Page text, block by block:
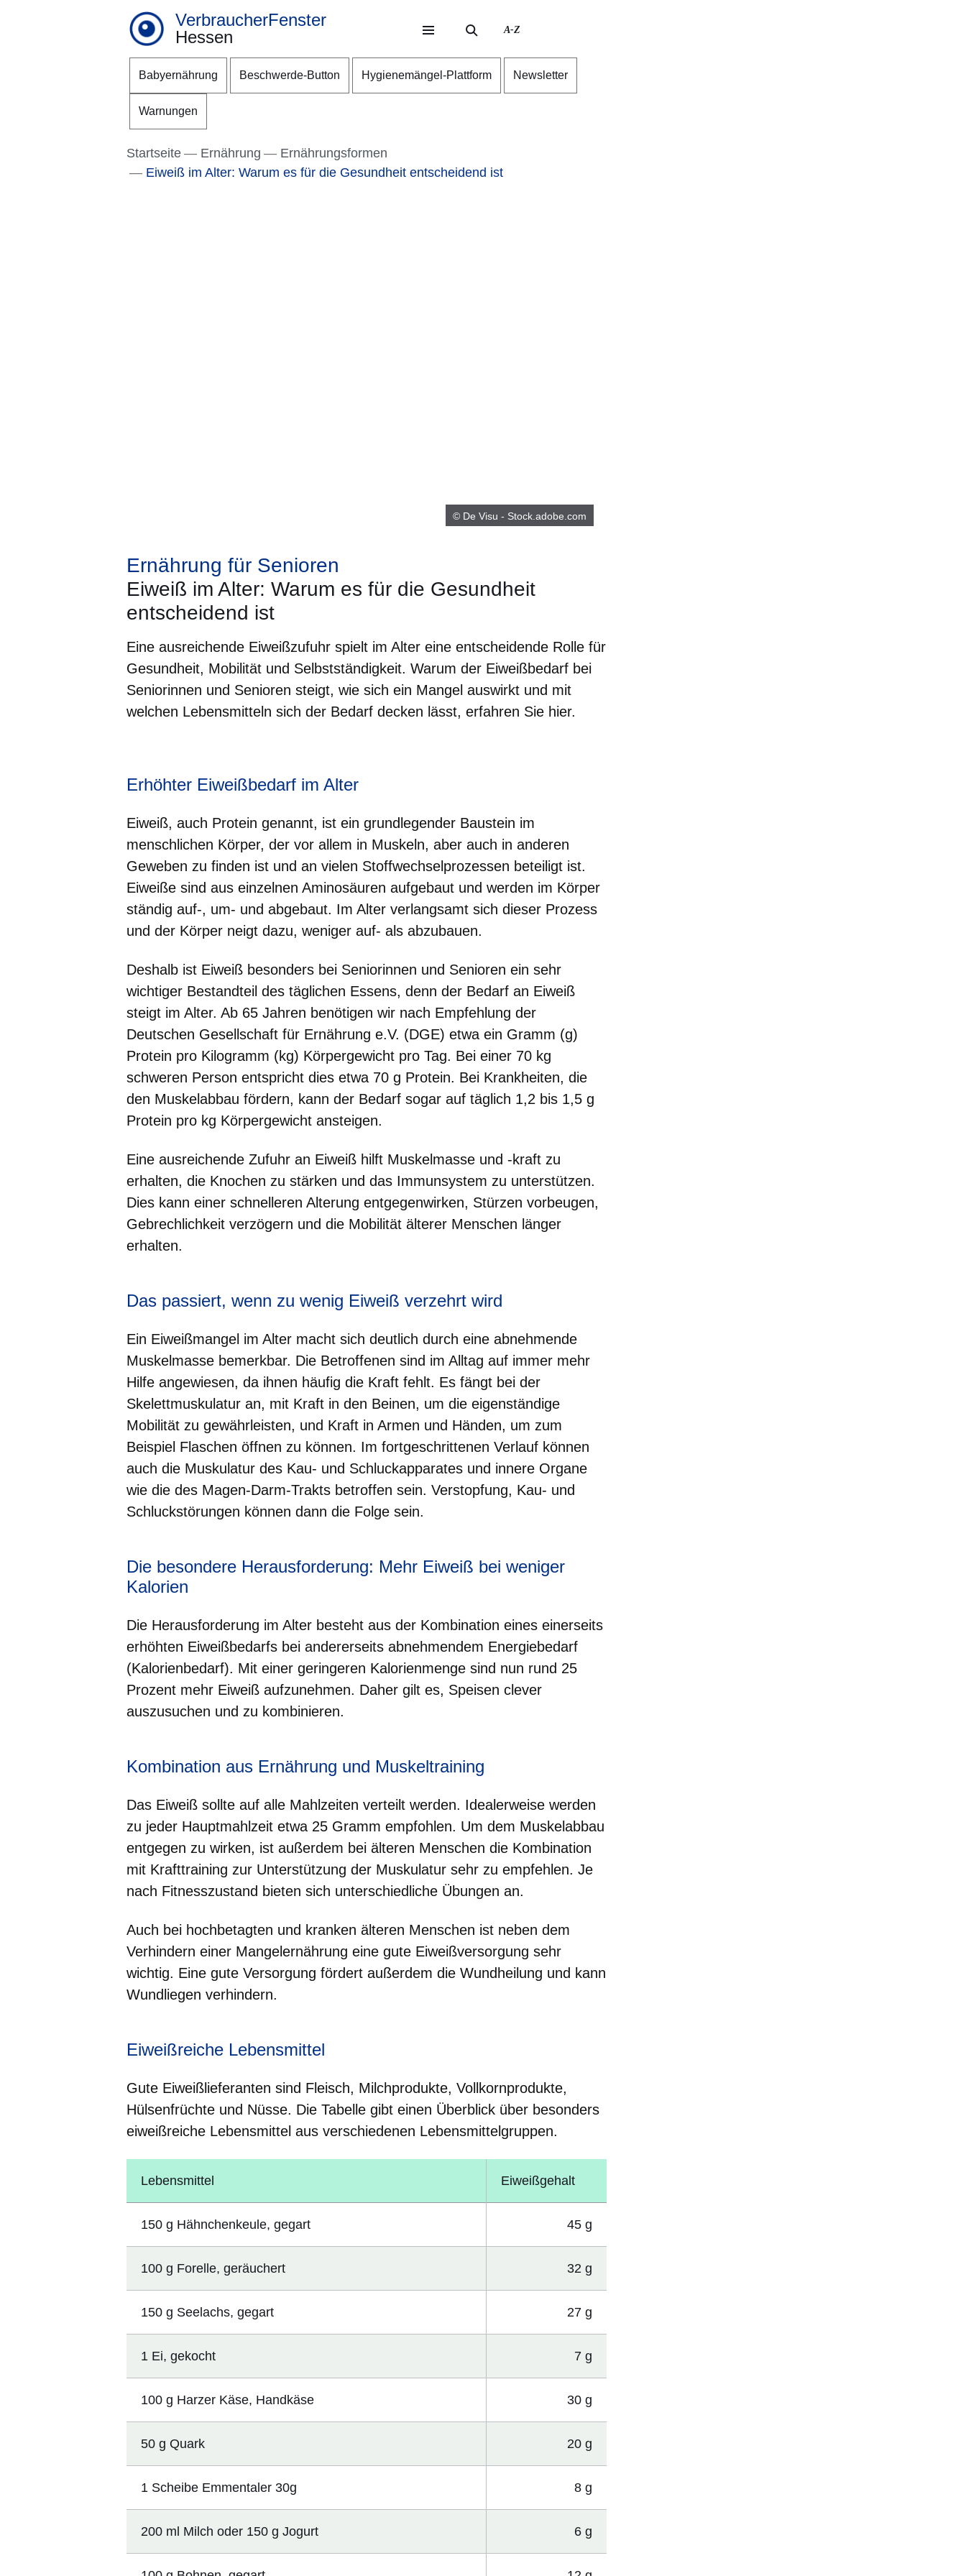
Direkt zum Kopf der Seite
Direkt zum Inhalt
Direkt zum Fuß der Seite
VerbraucherFenster
Hessen
A-Z
Babyernährung Beschwerde-Button Hygienemängel-Plattform Newsletter
Warnungen
Startseite Ernährung
Ernährungsformen
Eiweiß im Alter: Warum es für die Gesundheit entscheidend ist
© De Visu - Stock.adobe.com
Ernährung für Senioren
Eiweiß im Alter: Warum es für die Gesundheit
entscheidend ist
Eine ausreichende Eiweißzufuhr spielt im Alter eine entscheidende Rolle für
Gesundheit, Mobilität und Selbstständigkeit. Warum der Eiweißbedarf bei
Seniorinnen und Senioren steigt, wie sich ein Mangel auswirkt und mit
welchen Lebensmitteln sich der Bedarf decken lässt, erfahren Sie hier.
Erhöhter Eiweißbedarf im Alter
Eiweiß, auch Protein genannt, ist ein grundlegender Baustein im
menschlichen Körper, der vor allem in Muskeln, aber auch in anderen
Geweben zu finden ist und an vielen Stoffwechselprozessen beteiligt ist.
Eiweiße sind aus einzelnen Aminosäuren aufgebaut und werden im Körper
ständig auf-, um- und abgebaut. Im Alter verlangsamt sich dieser Prozess
und der Körper neigt dazu, weniger auf- als abzubauen.
Deshalb ist Eiweiß besonders bei Seniorinnen und Senioren ein sehr
wichtiger Bestandteil des täglichen Essens, denn der Bedarf an Eiweiß
steigt im Alter. Ab 65 Jahren benötigen wir nach Empfehlung der
Deutschen Gesellschaft für Ernährung e.V. (DGE) etwa ein Gramm (g)
Protein pro Kilogramm (kg) Körpergewicht pro Tag. Bei einer 70 kg
schweren Person entspricht dies etwa 70 g Protein. Bei Krankheiten, die
den Muskelabbau fördern, kann der Bedarf sogar auf täglich 1,2 bis 1,5 g
Protein pro kg Körpergewicht ansteigen.
Eine ausreichende Zufuhr an Eiweiß hilft Muskelmasse und -kraft zu
erhalten, die Knochen zu stärken und das Immunsystem zu unterstützen.
Dies kann einer schnelleren Alterung entgegenwirken, Stürzen vorbeugen,
Gebrechlichkeit verzögern und die Mobilität älterer Menschen länger
erhalten.
Das passiert, wenn zu wenig Eiweiß verzehrt wird
Ein Eiweißmangel im Alter macht sich deutlich durch eine abnehmende
Muskelmasse bemerkbar. Die Betroffenen sind im Alltag auf immer mehr
Hilfe angewiesen, da ihnen häufig die Kraft fehlt. Es fängt bei der
Skelettmuskulatur an, mit Kraft in den Beinen, um die eigenständige
Mobilität zu gewährleisten, und Kraft in Armen und Händen, um zum
Beispiel Flaschen öffnen zu können. Im fortgeschrittenen Verlauf können
auch die Muskulatur des Kau- und Schluckapparates und innere Organe
wie die des Magen-Darm-Trakts betroffen sein. Verstopfung, Kau- und
Schluckstörungen können dann die Folge sein.
Die besondere Herausforderung: Mehr Eiweiß bei weniger
Kalorien
Die Herausforderung im Alter besteht aus der Kombination eines einerseits
erhöhten Eiweißbedarfs bei andererseits abnehmendem Energiebedarf
(Kalorienbedarf). Mit einer geringeren Kalorienmenge sind nun rund 25
Prozent mehr Eiweiß aufzunehmen. Daher gilt es, Speisen clever
auszusuchen und zu kombinieren.
Kombination aus Ernährung und Muskeltraining
Das Eiweiß sollte auf alle Mahlzeiten verteilt werden. Idealerweise werden
zu jeder Hauptmahlzeit etwa 25 Gramm empfohlen. Um dem Muskelabbau
entgegen zu wirken, ist außerdem bei älteren Menschen die Kombination
mit Krafttraining zur Unterstützung der Muskulatur sehr zu empfehlen. Je
nach Fitnesszustand bieten sich unterschiedliche Übungen an.
Auch bei hochbetagten und kranken älteren Menschen ist neben dem
Verhindern einer Mangelernährung eine gute Eiweißversorgung sehr
wichtig. Eine gute Versorgung fördert außerdem die Wundheilung und kann
Wundliegen verhindern.
Eiweißreiche Lebensmittel
Gute Eiweißlieferanten sind Fleisch, Milchprodukte, Vollkornprodukte,
Hülsenfrüchte und Nüsse. Die Tabelle gibt einen Überblick über besonders
eiweißreiche Lebensmittel aus verschiedenen Lebensmittelgruppen.
Lebensmittel Eiweißgehalt
150 g Hähnchenkeule, gegart 45 g
100 g Forelle, geräuchert 32 g
150 g Seelachs, gegart 27 g
1 Ei, gekocht 7 g
100 g Harzer Käse, Handkäse 30 g
50 g Quark 20 g
1 Scheibe Emmentaler 30g 8 g
200 ml Milch oder 150 g Jogurt 6 g